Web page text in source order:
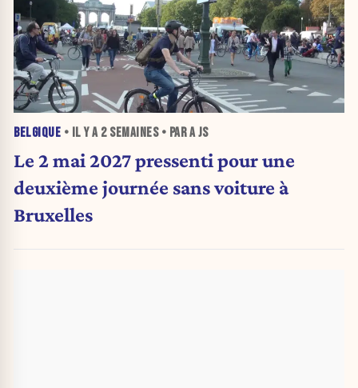
BELGIQUE • IL Y A 2 SEMAINES• PAR A JS
Le 2 mai 2027 pressenti pour une
deuxième journée sans voiture à
Bruxelles